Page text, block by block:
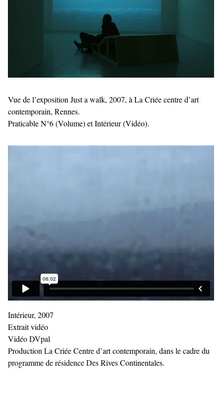
Vue de l’exposition Just a walk, 2007, à La Criée centre d’art
contemporain, Rennes.
Praticable N°6 (Volume) et Intérieur (Vidéo).
Intérieur, 2007
Extrait vidéo
Vidéo DVpal
Production La Criée Centre d’art contemporain, dans le cadre du
programme de résidence Des Rives Continentales.